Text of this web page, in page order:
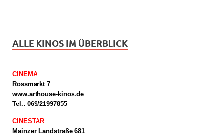
ALLE KINOS IM ÜBERBLICK
CINEMA
Rossmarkt 7
www.arthouse-kinos.de
Tel.: 069/21997855
CINESTAR
Mainzer Landstraße 681